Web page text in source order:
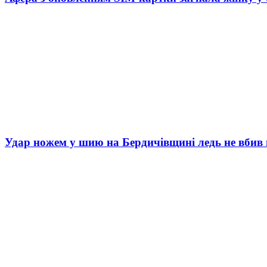
Удар ножем у шию на Бердичівщині ледь не вбив